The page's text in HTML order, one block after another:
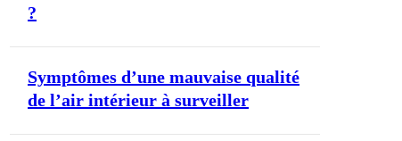
?
Symptômes d’une mauvaise qualité
de l’air intérieur à surveiller